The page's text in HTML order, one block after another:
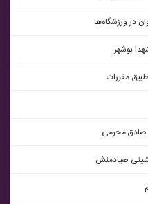
در ورزشگاه‌ها
بوشهر
مقررات
صادق محرمی
صیادمنش